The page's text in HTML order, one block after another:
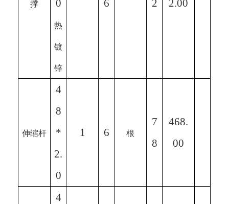
撑
0
热
镀
锌
6
2
2.00
伸缩杆
4
8
*
2.
0
1 6 根
7
8
468.
00
4